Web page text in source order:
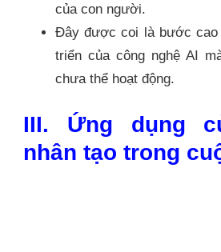
của con người.
Đây được coi là bước cao
triển của công nghệ AI
chưa thể hoạt động.
III. Ứng dụng
nhân tạo trong